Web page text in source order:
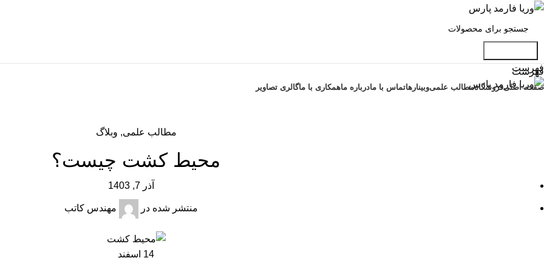
فهرست
فهرست
صفحه اصلیفروشگاهمطالب علمیوبینارهاتماس با مادرباره ماهمکاری با ماگالری تصاویر
مطالب علمی, وبلاگ
محیط کشت چیست؟
آذر 7, 1403
منتشر شده در مهندس کاتب
14 اسفند